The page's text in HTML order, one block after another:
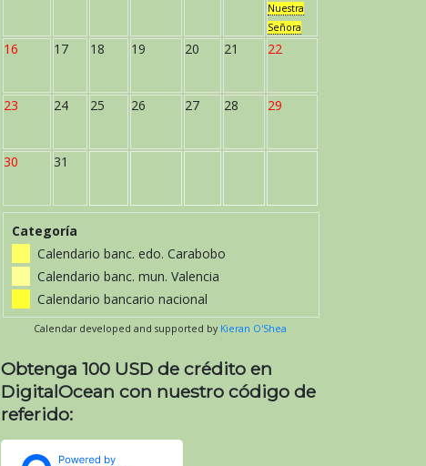
Nuestra
Señora
16 17 18 19 20 21 22
23 24 25 26 27 28 29
30 31
Categoría
Calendario banc. edo. Carabobo
Calendario banc. mun. Valencia
Calendario bancario nacional
Calendar developed and supported by Kieran O'Shea
Obtenga 100 USD de crédito en
DigitalOcean con nuestro código de
referido: